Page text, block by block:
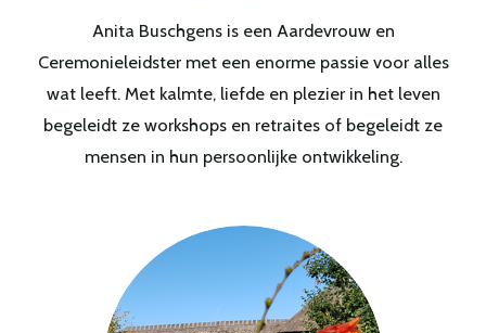
Anita Buschgens is een Aardevrouw en
Ceremonieleidster met een enorme passie voor alles
wat leeft. Met kalmte, liefde en plezier in het leven
begeleidt ze workshops en retraites of begeleidt ze
mensen in hun persoonlijke ontwikkeling.